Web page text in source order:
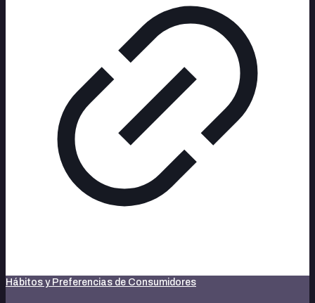
Hábitos y Preferencias de Consumidores